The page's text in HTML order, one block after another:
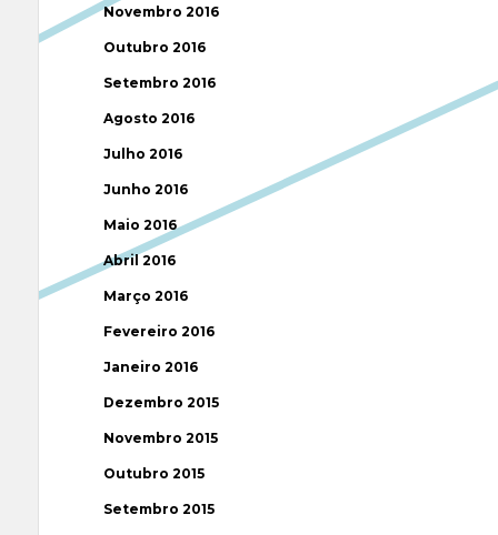
Novembro 2016
Outubro 2016
Setembro 2016
Agosto 2016
Julho 2016
Junho 2016
Maio 2016
Abril 2016
Março 2016
Fevereiro 2016
Janeiro 2016
Dezembro 2015
Novembro 2015
Outubro 2015
Setembro 2015